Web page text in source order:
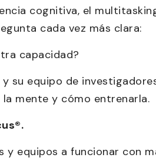
cognitiva, el
cada vez más clara:
capacidad?
su equipo de
mente y cómo entrenarla.
y equipos a funcionar con